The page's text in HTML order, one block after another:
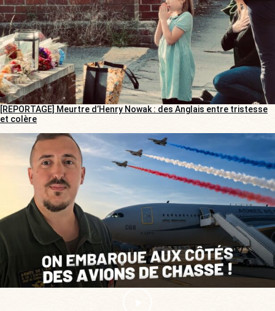
[REPORTAGE] Meurtre d’Henry Nowak : des Anglais entre tristesse
et colère